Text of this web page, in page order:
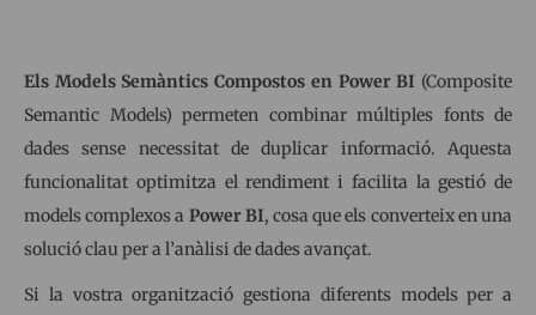
Els Models Semàntics Compostos en Power BI (Composite
Semantic Models) permeten combinar múltiples fonts de
dades sense necessitat de duplicar informació. Aquesta
funcionalitat optimitza el rendiment i facilita la gestió de
models complexos a Power BI, cosa que els converteix en una
solució clau per a l’anàlisi de dades avançat.
Si la vostra organització gestiona diferents models per a